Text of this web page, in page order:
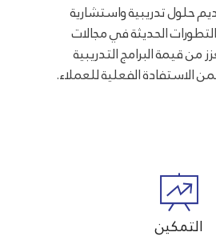
حلول تدريبية واستشارية
الحديثة في مجالات
من قيمة البرامج التدريبية
الاستفادة الفعلية للعملاء.
التمكين